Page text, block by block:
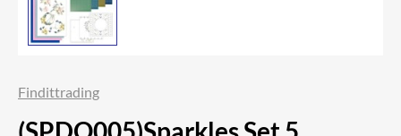
Findittrading